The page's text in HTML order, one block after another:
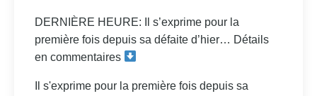
DERNIÈRE HEURE: Il s’exprime pour la
première fois depuis sa défaite d’hier… Détails
en commentaires
Il s'exprime pour la première fois depuis sa